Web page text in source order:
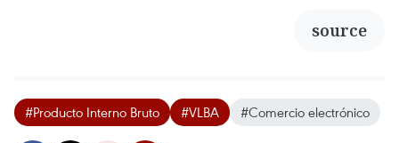
source
#Producto Interno Bruto #VLBA #Comercio electrónico